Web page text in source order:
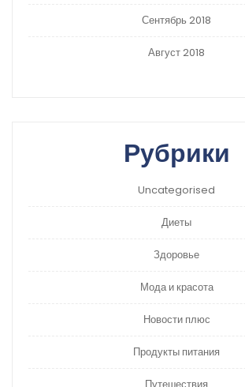
Сентябрь 2018
Август 2018
Рубрики
Uncategorised
Диеты
Здоровье
Мода и красота
Новости плюс
Продукты питания